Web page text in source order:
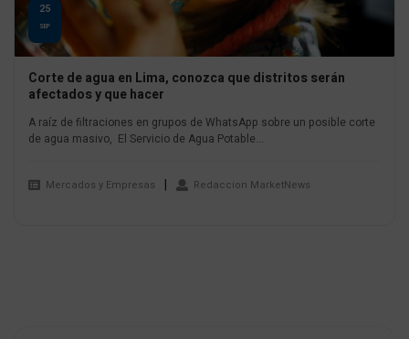
25
SEP
Corte de agua en Lima, conozca que distritos serán
afectados y que hacer
A raíz de filtraciones en grupos de WhatsApp sobre un posible corte
de agua masivo, El Servicio de Agua Potable...
Mercados y Empresas Redaccion MarketNews